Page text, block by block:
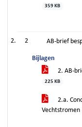
359 KB
2 AB-brief
Bijlagen
2. AB-
225 KB
2.a.
Vechtstromen